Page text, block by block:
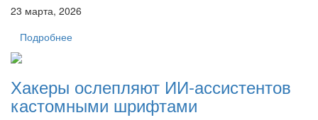
23 марта, 2026
Подробнее
Хакеры ослепляют ИИ-ассистентов
кастомными шрифтами